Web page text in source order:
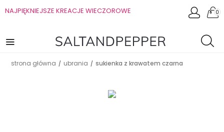
NAJPIĘKNIEJSZE KREACJE WIECZOROWE 0
strona główna / ubrania / sukienka z krawatem czarna